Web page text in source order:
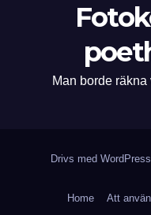
Man borde
Drivs med WordPress
Home Att